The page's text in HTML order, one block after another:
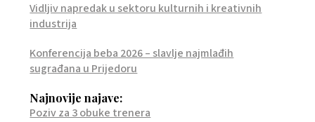
Vidljiv napredak u sektoru kulturnih i kreativnih
industrija
Konferencija beba 2026 – slavlje najmlađih
sugrađana u Prijedoru
Najnovije najave:
Poziv za 3 obuke trenera